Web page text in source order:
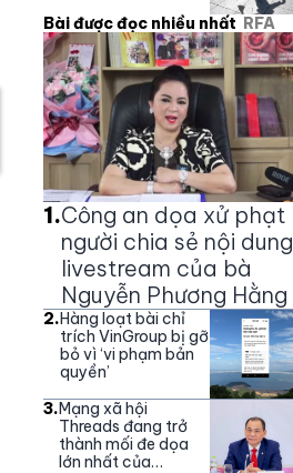
Bài được đọc nhiều nhất RFA
1.Công an dọa xử phạt
người chia sẻ nội dung
livestream của bà
Nguyễn Phương Hằng
2.Hàng loạt bài chỉ
trích VinGroup bị gỡ
bỏ vì ‘vi phạm bản
quyền’
3.Mạng xã hội
Threads đang trở
thành mối đe dọa
lớn nhất của